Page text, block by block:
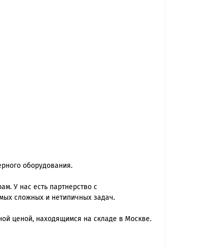
оборудования.
У нас есть партнерство с
сложных и нетипичных задач.
ценой, находящимся на складе в Москве.